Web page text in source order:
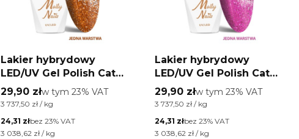
Lakier hybrydowy
LED/UV Gel Polish Cat
Eye Glacier Crush Nr 255
Copper Molly Nails
Cena brutto
29,90 złw tym %s VAT
w tym 23% VAT
Cena jednostkowa brutto
3 737,50 zł / kg
Cena netto
24,31 złbez 23% VAT
Cena jednostkowa netto
3 038,62 zł / kg
Lakier hybrydowy
LED/UV Gel Polish Cat
Eye Glacier Crush Nr 254
Fuchsia Molly Nails
Cena brutto
29,90 złw tym %s VAT
w tym 23% VAT
Cena jednostkowa brutto
3 737,50 zł / kg
Cena netto
24,31 złbez 23% VAT
Cena jednostkowa netto
3 038,62 zł / kg